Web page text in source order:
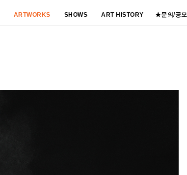
ARTWORKS SHOWS ART HISTORY ★문의/공모